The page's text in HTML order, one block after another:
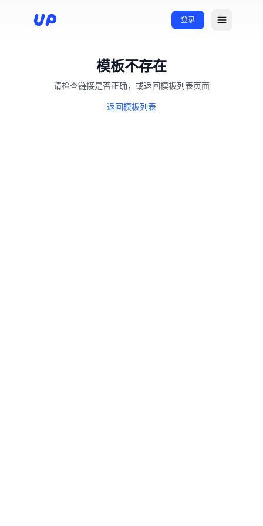
登录
模板不存在
请检查链接是否正确，或返回模板列表页面
返回模板列表